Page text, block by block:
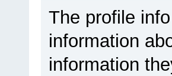
The profile
information
information